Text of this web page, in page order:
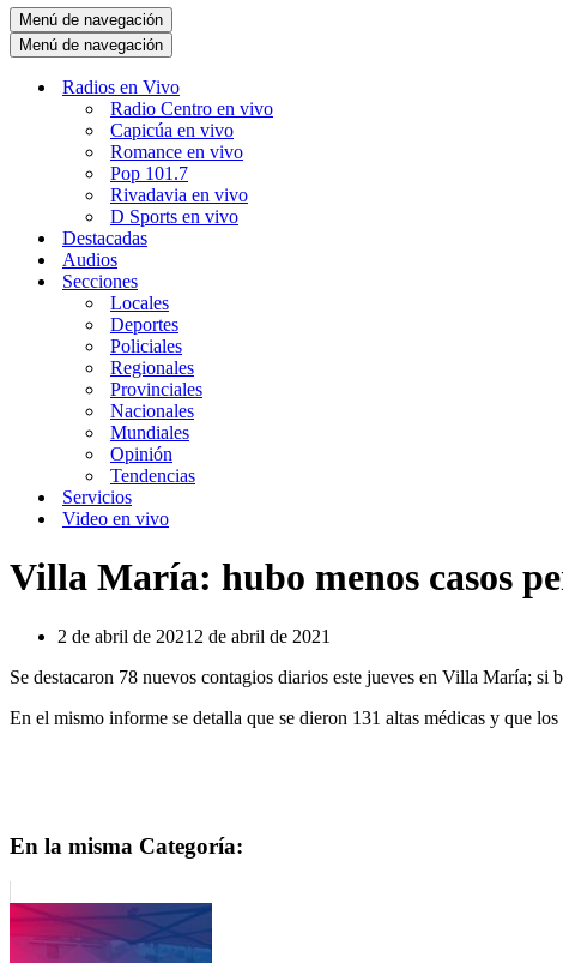
Menú de navegación
Menú de navegación
Radios en Vivo
Radio Centro en vivo
Capicúa en vivo
Romance en vivo
Pop 101.7
Rivadavia en vivo
D Sports en vivo
Destacadas
Audios
Secciones
Locales
Deportes
Policiales
Regionales
Provinciales
Nacionales
Mundiales
Opinión
Tendencias
Servicios
Video en vivo
Villa María: hubo menos casos
2 de abril de 2021 2 de abril de 2021
Se destacaron 78 nuevos contagios diarios este jueves en Villa María;
En el mismo informe se detalla que se dieron 131 altas médicas y que
En la misma Categoría: